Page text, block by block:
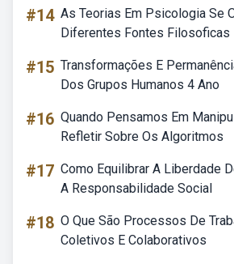
#14 As Teorias Em Psicologia Se
Diferentes Fontes Filosoficas
#15 Transformações E
Dos Grupos Humanos 4 Ano
#16 Quando Pensamos Em
Refletir Sobre Os Algoritmos
#17 Como Equilibrar A Liberdade
A Responsabilidade Social
#18 O Que São Processos De
Coletivos E Colaborativos